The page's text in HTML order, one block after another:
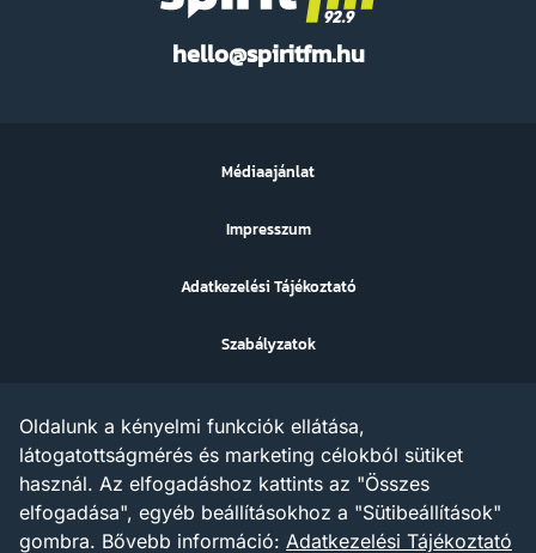
hello@spiritfm.hu
FM
Az ezen a weboldalon megjelenő szövegek, grafikák, képek,
hangfelvételek, video anyagok vagy egyéb tartalmak szerzői jogi
védelem alatt állnak.
Az X AND A Kft. minden jogot fenntart a tartalommal
kapcsolatosan, beleértve a tartalom szöveg- és adatbányászat
Médiaajánlat
Impresszum
Adatkezelési Tájékoztató
Szabályzatok
Oldalunk a kényelmi funkciók ellátása,
látogatottságmérés és marketing célokból sütiket
használ. Az elfogadáshoz kattints az "Összes
elfogadása", egyéb beállításokhoz a "Sütibeállítások"
gombra. Bővebb információ: Adatkezelési Tájékoztató